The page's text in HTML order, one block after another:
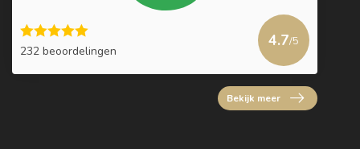
232 beoordelingen
4.7/5
Bekijk meer